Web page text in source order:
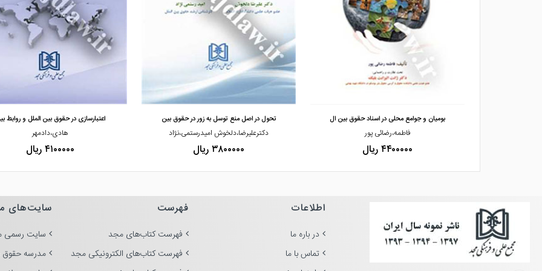
مشاهده و خرید
بومیان و جوامع محلی در اسناد حقوق بین ال
فاطمه،رضائی پور
۴۴۰۰۰۰۰ ریال
تحول در اصل منع توسل به زور در حقوق بین
دکترعلیرضا،دلخوش امیدرستمی،نژاد
۳۸۰۰۰۰۰ ریال
اعتبارسازی در حقوق بین الملل و روابط
هادی،دادمهر
۴۱۰۰۰۰۰ ریال
اطلاعات
در باره ما
تماس با ما
فهرست
فهرست کتاب‌های مجد
فهرست کتاب‌های الکترونیکی مجد
سایت‌های
سایت رسمی
مدرسه